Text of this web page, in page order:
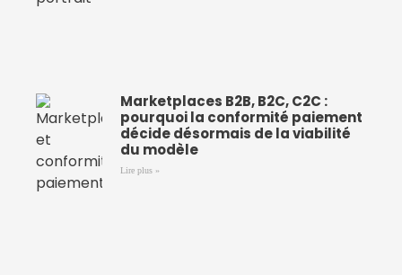
Marketplaces B2B, B2C, C2C :
pourquoi la conformité paiement
décide désormais de la viabilité
du modèle
Lire plus »